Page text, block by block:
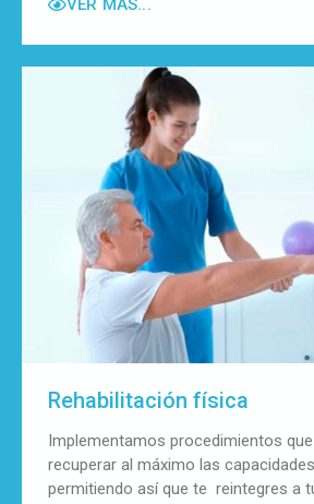
VER MÁS...
Rehabilitación física
Implementamos procedimientos
recuperar al máximo las
permitiendo así que te reintegres a